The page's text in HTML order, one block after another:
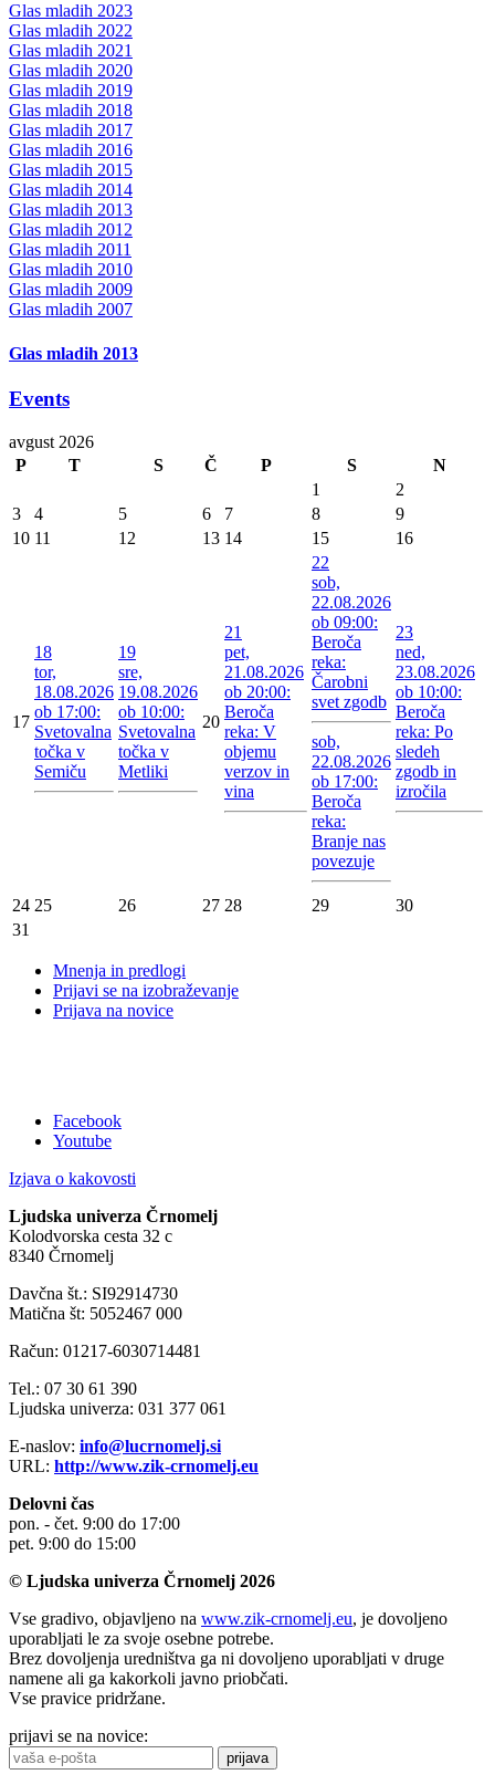
Glas mladih 2023
Glas mladih 2022
Glas mladih 2021
Glas mladih 2020
Glas mladih 2019
Glas mladih 2018
Glas mladih 2017
Glas mladih 2016
Glas mladih 2015
Glas mladih 2014
Glas mladih 2013
Glas mladih 2012
Glas mladih 2011
Glas mladih 2010
Glas mladih 2009
Glas mladih 2007
Glas mladih 2013
Events
avgust 2026
P
T S Č P S
N
1
2
3
4 5 6 7 8
9
10 11 12 13 14 15 16
17
18
tor,
18.08.2026
ob 17:00:
Svetovalna
točka v
Semiču
19
sre,
19.08.2026
ob 10:00:
Svetovalna
točka v
Metliki
20
21
pet,
21.08.2026
ob 20:00:
Beroča
reka: V
objemu
verzov in
vina
22
sob,
22.08.2026
ob 09:00:
Beroča
reka:
Čarobni
svet zgodb
sob,
22.08.2026
ob 17:00:
Beroča
reka:
Branje nas
povezuje
23
ned,
23.08.2026
ob 10:00:
Beroča
reka: Po
sledeh
zgodb in
izročila
24 25 26 27 28 29
30
31
Mnenja in predlogi
Prijavi se na izobraževanje
Prijava na novice
Facebook
Youtube
Izjava o kakovosti
Ljudska univerza Črnomelj
Kolodvorska cesta 32 c
8340 Črnomelj
Davčna št.: SI92914730
Matična št: 5052467 000
Račun: 01217-6030714481
Tel.: 07 30 61 390
Ljudska univerza: 031 377 061
E-naslov: info@lucrnomelj.si
URL: http://www.zik-crnomelj.eu
Delovni čas
pon. - čet. 9:00 do 17:00
pet. 9:00 do 15:00
© Ljudska univerza Črnomelj 2026
Vse gradivo, objavljeno na www.zik-crnomelj.eu, je dovoljeno
uporabljati le za svoje osebne potrebe.
Brez dovoljenja uredništva ga ni dovoljeno uporabljati v druge
namene ali ga kakorkoli javno priobčati.
Vse pravice pridržane.
prijavi se na novice:
prijava